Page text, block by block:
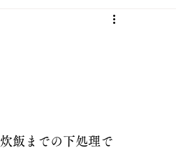
飯までの下処理で